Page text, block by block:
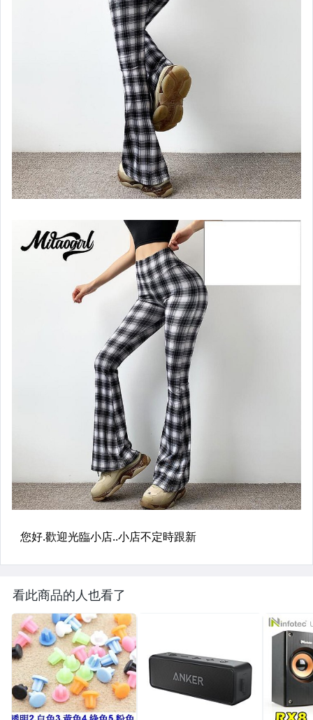
看此商品的人也看了